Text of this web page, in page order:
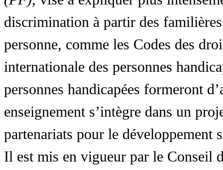
discrimination à partir des
personne, comme les Codes des
internationale des personnes
personnes handicapées formeront
enseignement s’intègre dans un
partenariats pour le développement
Il est mis en vigueur par le Conseil